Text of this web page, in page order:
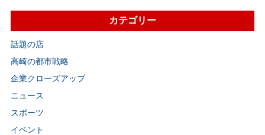
カテゴリー
話題の店
高崎の都市戦略
企業クローズアップ
ニュース
スポーツ
イベント